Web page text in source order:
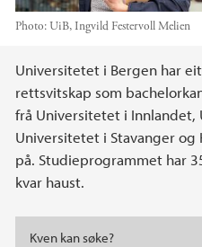
Photo:UiB, Ingvild Festervoll Melien
Main content
Universitetet i Bergen har
rettsvitskap som
frå Universitetet i Innlandet,
Universitetet i Stavanger og
på. Studieprogrammet har
kvar haust.
Kven kan søke?